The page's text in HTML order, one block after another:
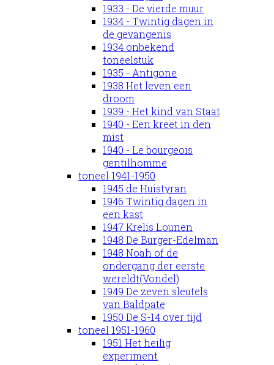
1933 - De vierde muur
1934 - Twintig dagen in
de gevangenis
1934 onbekend
toneelstuk
1935 - Antigone
1938 Het leven een
droom
1939 - Het kind van Staat
1940 - Een kreet in den
mist
1940 - Le bourgeois
gentilhomme
toneel 1941-1950
1945 de Huistyran
1946 Twintig dagen in
een kast
1947 Krelis Lounen
1948 De Burger-Edelman
1948 Noah of de
ondergang der eerste
wereldt(Vondel)
1949 De zeven sleutels
van Baldpate
1950 De S-14 over tijd
toneel 1951-1960
1951 Het heilig
experiment